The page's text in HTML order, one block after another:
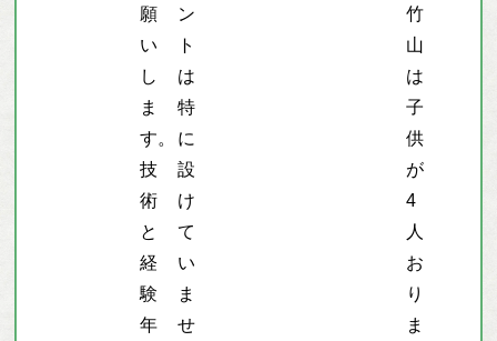
願
い
し
ま
す。
技
術
と
経
験
年
ン
ト
は
特
に
設
け
て
い
ま
せ
竹
山
は
子
供
が
4
人
お
り
ま